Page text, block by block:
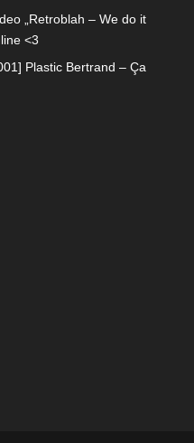
„Retroblah – We do it
<3
Plastic Bertrand – Ça